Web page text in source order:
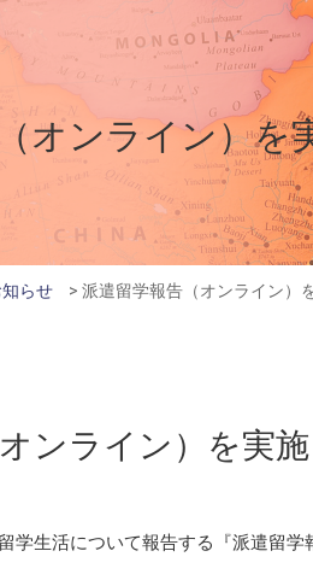
オンライン）を
らせ > 派遣留学報告（オンライン）
ンライン）を実施
学生活について報告する『派遣留学